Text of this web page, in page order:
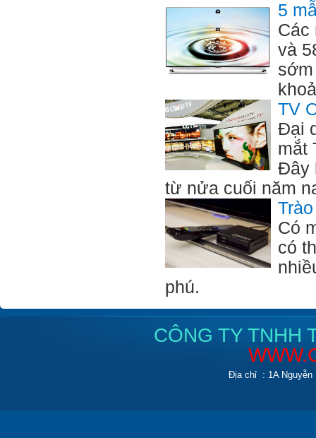
5
Các
và
TV
Đại
mắt
Đây
từ nửa cuối năm
Có
có
phú.
CÔNG TY TNHH
Địa chỉ : 1A